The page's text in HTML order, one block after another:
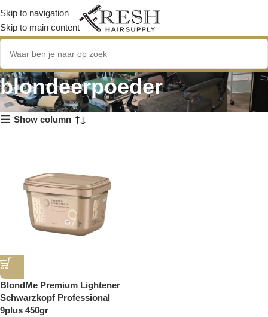
Skip to navigation
Skip to main content
duurzame
blondeerpoeder
Show column
BlondMe Premium Lightener
Schwarzkopf Professional
9plus 450gr